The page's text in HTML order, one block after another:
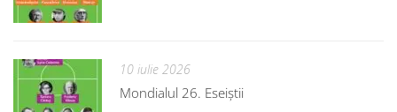
10 iulie 2026
Mondialul 26. Eseiștii